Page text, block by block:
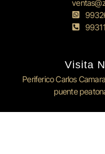
Visita
Periferico Carlos
puente